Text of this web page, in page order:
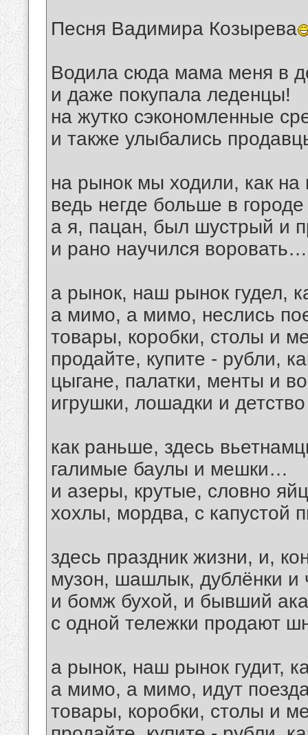
Песня Вадимира Козырева
Водила сюда мама меня в
и даже покупала леденцы!
на жутко сэкономленные
и также улыбались
на рынок мы ходили, как на
ведь негде больше в
а я, пацан, был шустрый и
и рано научился воровать…
а рынок, наш рынок гудел,
а мимо, а мимо, неслись
товары, коробки, столы и
продайте, купите - рубли,
цыгане, палатки, менты и
игрушки, лошадки и
как раньше, здесь
галимые баулы и мешки…
и азеры, крутые, словно
хохлы, мордва, с капустой
здесь праздник жизни, и,
музон, шашлык, дублёнки и
и бомж бухой, и бывший
с одной тележки продают
а рынок, наш рынок гудит,
а мимо, а мимо, идут
товары, коробки, столы и